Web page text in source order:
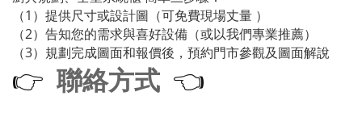
（1）提供尺寸或設計圖（可免費現場丈量 ）
（2）告知您的需求與喜好設備（或以我們專業推薦）
（3）規劃完成圖面和報價後，預約門市參觀及圖面解說
👉 聯絡方式 👈